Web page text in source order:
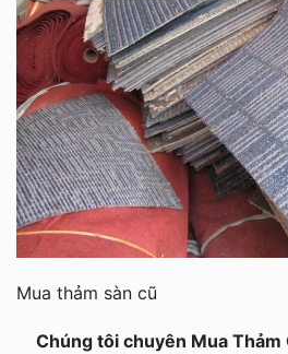
Mua thảm sàn cũ
Chúng tôi chuyên Mua Thảm